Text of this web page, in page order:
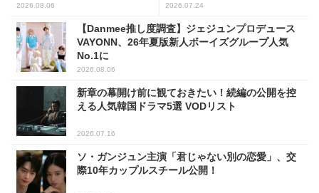
2026.08.06 2026.07.24
【Danmee推し度調査】ジェジュンプロデュース
VAYONN、26年夏版新人ボーイズグループ人気
No.1に
2026.08.06
新章の幕開け前に観ておきたい！続編の公開を控
える人気韓国ドラマ5選 VODリスト
2026.07.16
ソ・ガンジュン主演「君じゃない別の恋愛」、交
際10年カップルスチール公開！